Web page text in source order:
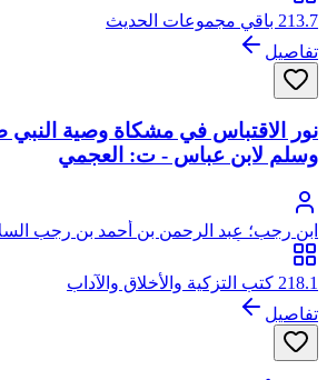
213.7 باقي مجموعات الحديث
تفاصيل
نور الاقتباس في مشكاة وصية النبي
وسلم لابن عباس - ت: العجمي
ابن رجب؛ عبد الرحمن بن أحمد بن رجب
الدمشقي، أبو الفرج، زين الدين
218.1 كتب التزكية والأخلاق والآداب
تفاصيل